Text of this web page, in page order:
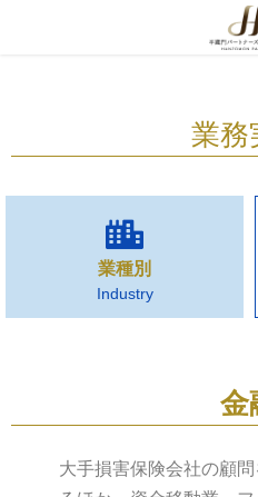
業務
業種別
Industry
金
大手損害保険会社の顧